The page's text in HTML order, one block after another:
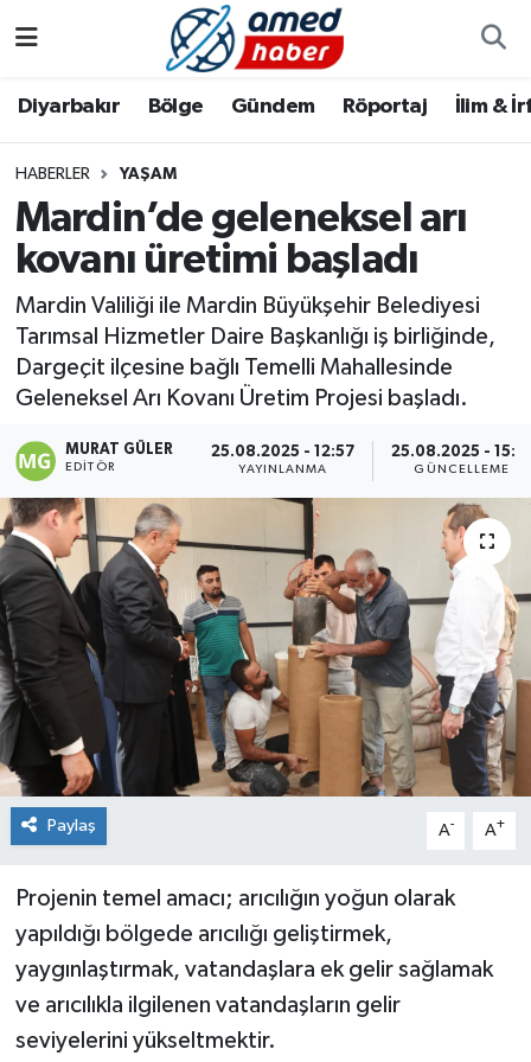
Diyarbakır Bölge Gündem Röportaj İlim &
HABERLER YAŞAM
Mardin’de geleneksel arı
kovanı üretimi başladı
Mardin Valiliği ile Mardin Büyükşehir Belediyesi
Tarımsal Hizmetler Daire Başkanlığı iş birliğinde,
Dargeçit ilçesine bağlı Temelli Mahallesinde
Geleneksel Arı Kovanı Üretim Projesi başladı.
MURAT GÜLER
EDITÖR
25.08.2025 - 12:57
YAYINLANMA
25.08.2025 -
GÜNCELLEME
Paylaş A- A+
Projenin temel amacı; arıcılığın yoğun olarak
yapıldığı bölgede arıcılığı geliştirmek,
yaygınlaştırmak, vatandaşlara ek gelir sağlamak
ve arıcılıkla ilgilenen vatandaşların gelir
seviyelerini yükseltmektir.
Bölge
Röportaj
Foto Galeri
Yazarlar
Aile
Asayiş
Bilim & Teknoloji
Bölge
Dünya
Eğitim
Ekonomi
Genel
Güncel
Gündem
İlim & İrfan
Kültür & Sanat
Sağlık
Sağlık & Yaşam
Siyaset
Diyarbakır Hava Durumu
Diyarbakır Namaz Vakitleri
Diyarbakır Trafik Yoğunluk Haritası
Süper Lig Puan Durumu ve Fikstür
Tüm Manşetler
Son Dakika Haberleri
Haber Arşivi